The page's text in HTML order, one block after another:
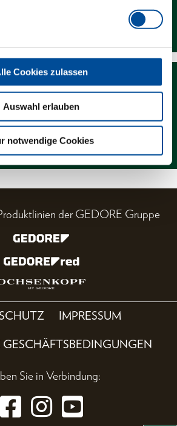
Cookies zulassen
Auswahl erlauben
notwendige Cookies
Downloads
der GEDORE Gruppe
IMPRESSUM
Sie in Verbindung: